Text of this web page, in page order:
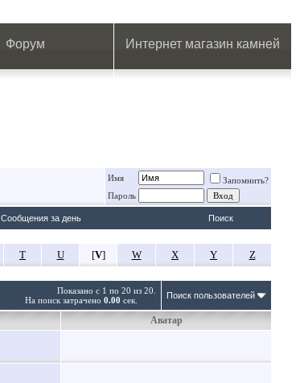
Форум Интернет магазин камней
Имя
Запомнить?
Пароль
Сообщения за день Поиск
T U [V] W X Y Z
Показано с 1 по 20 из 20.
На поиск затрачено 0.00 сек. Поиск пользователей
Аватар